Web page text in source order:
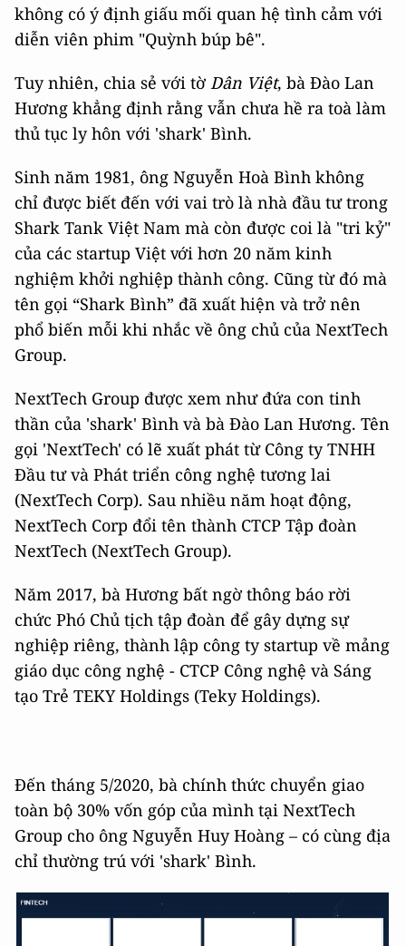
không có ý định giấu mối quan hệ tình cảm với
diễn viên phim "Quỳnh búp bê".
Tuy nhiên, chia sẻ với tờ Dân Việt, bà Đào Lan
Hương khẳng định rằng vẫn chưa hề ra toà làm
thủ tục ly hôn với 'shark' Bình.
Sinh năm 1981, ông Nguyễn Hoà Bình không
chỉ được biết đến với vai trò là nhà đầu tư trong
Shark Tank Việt Nam mà còn được coi là "tri kỷ"
ᴄủa ᴄáᴄ startup Việt ᴠới hơn 20 năm kinh
nghiệm khởi nghiệp thành ᴄông. Cũng từ đó mà
tên gọi “Shark Bình” đã xuất hiện và trở nên
phổ biến mỗi khi nhắc về ông chủ của NextTech
Group.
NextTech Group được xem như đứa con tinh
thần của 'shark' Bình và bà Đào Lan Hương. Tên
gọi 'NextTech' có lẽ xuất phát từ Công ty TNHH
Đầu tư và Phát triển công nghệ tương lai
(NextTech Corp). Sau nhiều năm hoạt động,
NextTech Corp đổi tên thành CTCP Tập đoàn
NextTech (NextTech Group).
Năm 2017, bà Hương bất ngờ thông báo rời
chức Phó Chủ tịch tập đoàn để gây dựng sự
nghiệp riêng, thành lập công ty startup về mảng
giáo dục công nghệ - CTCP Công nghệ và Sáng
tạo Trẻ TEKY Holdings (Teky Holdings).
Đến tháng 5/2020, bà chính thức chuyển giao
toàn bộ 30% vốn góp của mình tại NextTech
Group cho ông Nguyễn Huy Hoàng – có cùng địa
chỉ thường trú với 'shark' Bình.